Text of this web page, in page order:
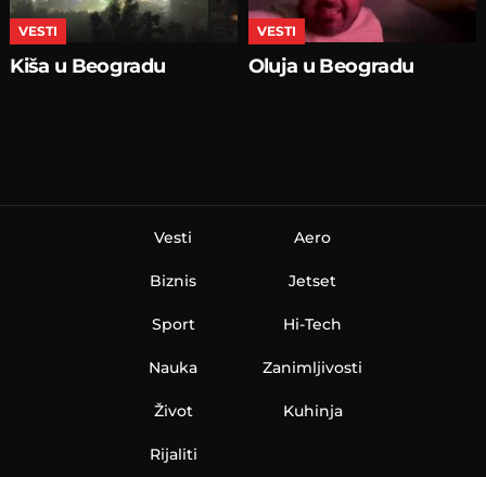
VESTI
Kiša u Beogradu
VESTI
Oluja u Beogradu
Vesti
Biznis
Sport
Nauka
Aero
Jetset
Hi-Tech
Zanimljivosti
Život Kuhinja
Rijaliti